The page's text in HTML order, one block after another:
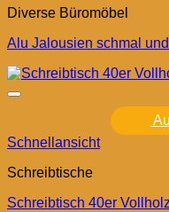
Diverse Büromöbel
Alu Jalousien schmal
Schnellansicht
Schreibtische
Schreibtisch 40er